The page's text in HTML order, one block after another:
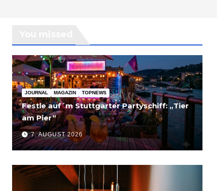
JOURNAL MAGAZIN TOPNEWS
Festle auf´m Stuttgarter Partyschiff: „Tier
am Pier“
7. AUGUST 2026